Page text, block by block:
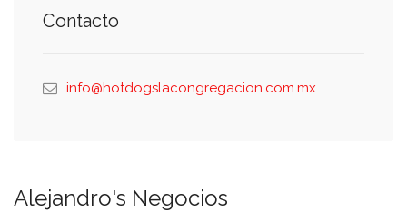
Contacto
info@hotdogslacongregacion.com.mx
Alejandro's Negocios